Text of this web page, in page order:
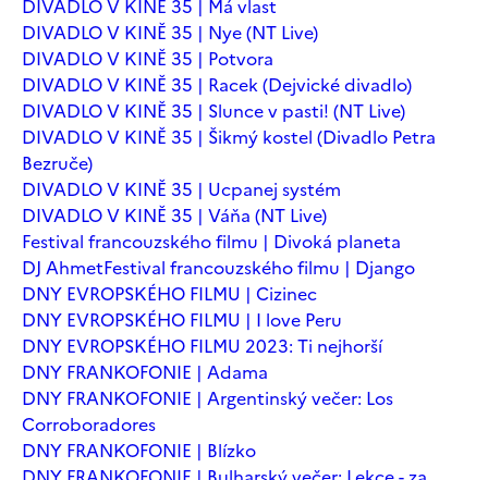
DIVADLO V KINĚ 35 | Má vlast
DIVADLO V KINĚ 35 | Nye (NT Live)
DIVADLO V KINĚ 35 | Potvora
DIVADLO V KINĚ 35 | Racek (Dejvické divadlo)
DIVADLO V KINĚ 35 | Slunce v pasti! (NT Live)
DIVADLO V KINĚ 35 | Šikmý kostel (Divadlo Petra
Bezruče)
DIVADLO V KINĚ 35 | Ucpanej systém
DIVADLO V KINĚ 35 | Váňa (NT Live)
Festival francouzského filmu | Divoká planeta
DJ AhmetFestival francouzského filmu | Django
DNY EVROPSKÉHO FILMU | Cizinec
DNY EVROPSKÉHO FILMU | I love Peru
DNY EVROPSKÉHO FILMU 2023: Ti nejhorší
DNY FRANKOFONIE | Adama
DNY FRANKOFONIE | Argentinský večer: Los
Corroboradores
DNY FRANKOFONIE | Blízko